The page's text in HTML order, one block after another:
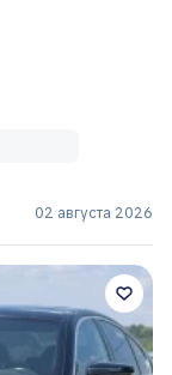
02 августа 2026